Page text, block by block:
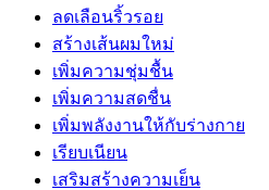
ลดเลือนริ้วรอย
สร้างเส้นผมใหม่
เพิ่มความชุ่มชื้น
เพิ่มความสดชื่น
เพิ่มพลังงานให้กับร่างกาย
เรียบเนียน
เสริมสร้างความเย็น